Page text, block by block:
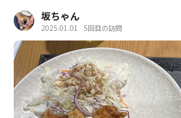
坂ちゃん
2025.01.01 5回目の訪問